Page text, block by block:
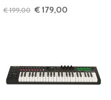
€ 199,00 € 179,00